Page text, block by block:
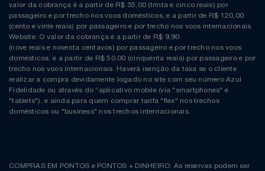
valor da cobrança é a partir de R$ 35,00 (trinta e cinco reais) por
passageiro e por trecho nos voos domésticos, e a partir de R$ 120,00
(cento e vinte reais) por passageiro e por trecho nos voos internacionais.
Website: O valor da cobrança é a partir de R$ 9,90
(nove reais e noventa centavos) por passageiro e por trecho nos voos
domésticos, e a partir de R$ 50,00 (cinquenta reais) por passageiro e por
trecho nos voos internacionais. Haverá isenção da taxa se o cliente
realizar a compra devidamente logado no site com seu número Azul
Fidelidade ou através do “aplicativo mobile (via "smartphones" e
"tablets"), e ainda para quem comprar tarifa "flex" nos trechos
domésticos ou "business" nos trechos internacionais.
COMPRAS EM PONTOS e PONTOS + DINHEIRO: As reservas podem ser